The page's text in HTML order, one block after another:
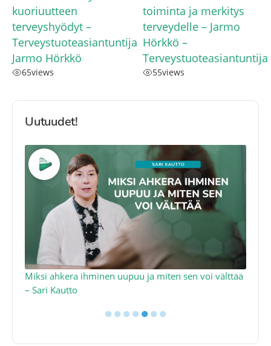
kuoriuutteen
terveyshyödyt –
Terveystuoteasiantuntija
Jarmo Hörkkö
65views
toiminta ja merkitys
terveydelle – Jarmo
Hörkkö –
Terveystuoteasiantuntija
55views
Uutuudet!
Miksi ahkera ihminen uupuu ja miten sen voi välttää
– Sari Kautto
●●●●●●●